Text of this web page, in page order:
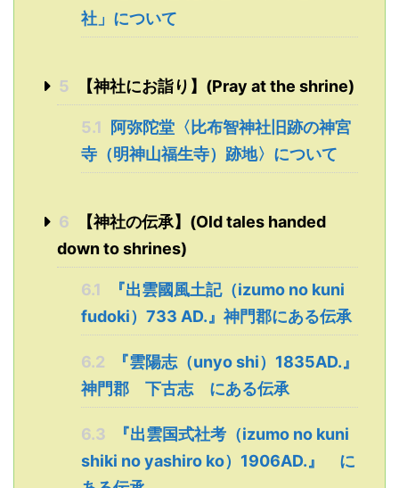
社」について
5 【神社にお詣り】(Pray at the shrine)
5.1
阿弥陀堂〈比布智神社旧跡の神宮
寺（明神山福生寺）跡地〉について
6
【神社の伝承】(Old tales handed
down to shrines)
6.1
『出雲國風土記（izumo no kuni
fudoki）733 AD.』神門郡にある伝承
6.2
『雲陽志（unyo shi）1835AD.』
神門郡 下古志 にある伝承
6.3
『出雲国式社考（izumo no kuni
shiki no yashiro ko）1906AD.』 に